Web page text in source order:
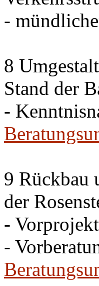
-
8
Stand der
-
9 Rückbau
der
-
-